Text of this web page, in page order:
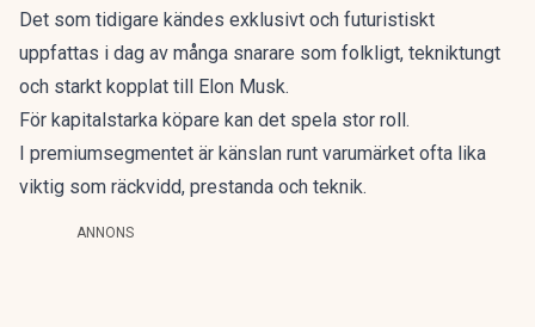
Det som tidigare kändes exklusivt och futuristiskt
uppfattas i dag av många snarare som folkligt, tekniktungt
och starkt kopplat till Elon Musk.
För kapitalstarka köpare kan det spela stor roll.
I premiumsegmentet är känslan runt varumärket ofta lika
viktig som räckvidd, prestanda och teknik.
ANNONS